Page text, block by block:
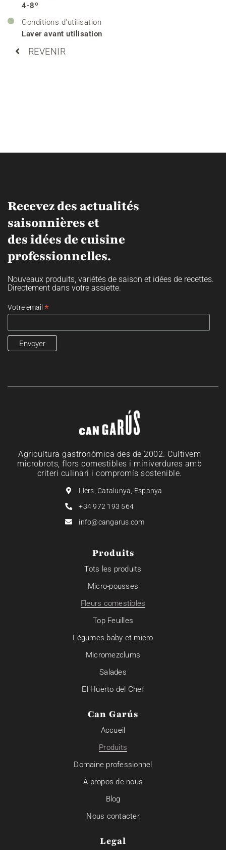
4-8º
Conditions d'utilisation
Laver avant utilisation
REVENIR
Recevez des actualités
saisonnières et
des idées de cuisine
professionnelles.
Nouveaux produits, variétés de saison et idées de recettes.
Directement dans votre assiette.
Votre email *
Agricultura gastronòmica des de 2002. Cultivem
microbrots, flors comestibles i miniverdures amb
criteri culinari i compromís sostenible.
Llers, Catalunya, Espanya
+34 972 193 564
info@cangarus.com
Produits
Tots les produits
Micro-pousses
Fleurs comestibles
Top Feuilles
Légumes baby et micro
Micromezclums
Salades
El Huerto del Chef
Can Garús
Accueil
Produits
Domaine professionnel
À propos de nous
Blog
Nous contacter
Legal